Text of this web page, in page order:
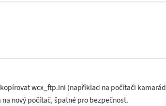
wcx_ftp.ini (například na počítači
nový počítač, špatné pro bezpečnost.